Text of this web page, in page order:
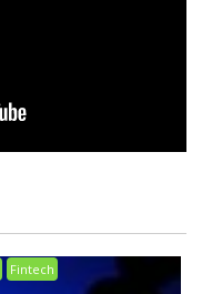
Fintech